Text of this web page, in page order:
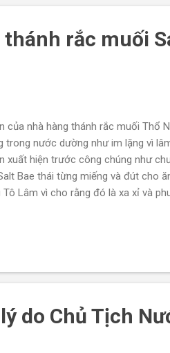
rắc muối
nhà hàng thánh rắc muối Thổ
trong nước dường như im lặng vì
hiện trước công chúng như
Bae thái từng miếng và đút cho
Lâm vì cho rằng đó là xa xỉ và
Gökçe với 11 triệu lượt follow,
ăn bò dát vàng ở London, nước
do Chủ Tịch